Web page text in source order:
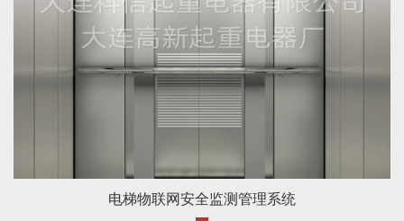
电梯物联网安全监测管理系统